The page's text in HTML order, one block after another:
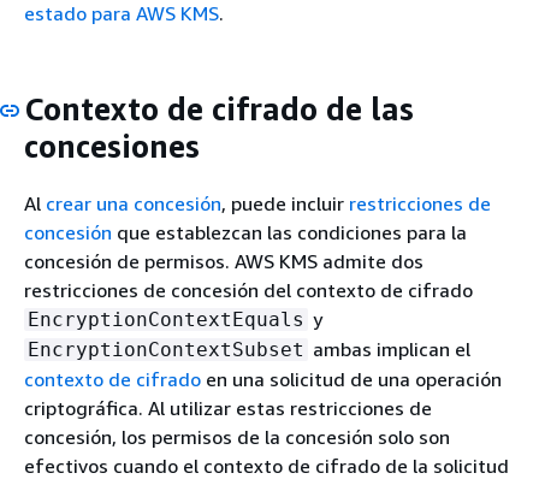
estado para AWS KMS.
Contexto de cifrado de las
concesiones
Al crear una concesión, puede incluir restricciones de
concesión que establezcan las condiciones para la
concesión de permisos. AWS KMS admite dos
restricciones de concesión del contexto de cifrado
EncryptionContextEquals y
EncryptionContextSubset ambas implican el
contexto de cifrado en una solicitud de una operación
criptográfica. Al utilizar estas restricciones de
concesión, los permisos de la concesión solo son
efectivos cuando el contexto de cifrado de la solicitud